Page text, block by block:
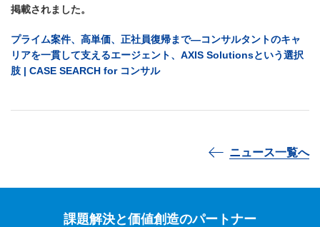
掲載されました。
プライム案件、高単価、正社員復帰まで—コンサルタントのキャ
リアを一貫して支えるエージェント、AXIS Solutionsという選択
肢 | CASE SEARCH for コンサル
ニュース一覧へ
課題解決と価値創造のパートナー